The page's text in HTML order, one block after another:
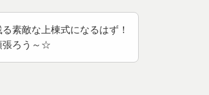
素敵な上棟式になるはず！
張ろう～☆